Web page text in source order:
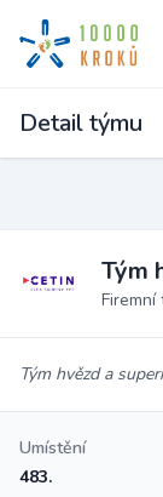
Detail týmu
Tým
Firemní
Tým hvězd a
Umístění
483.